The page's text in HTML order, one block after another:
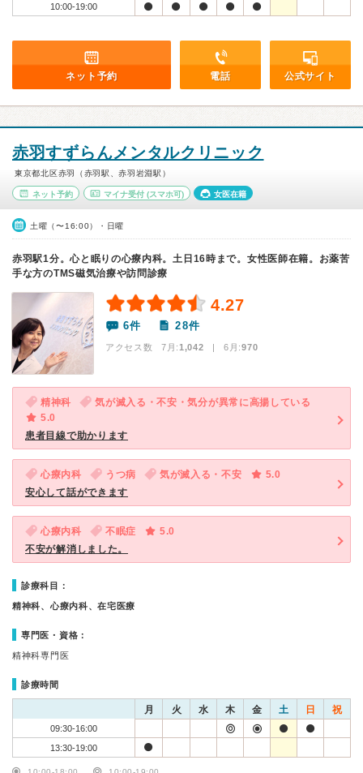
10:00-19:00
ネット予約 電話 公式サイト
赤羽すずらんメンタルクリニック
東京都北区赤羽（赤羽駅、赤羽岩淵駅）
ネット予約 マイナ受付(スマホ可) 女医在籍
土曜（〜16:00）・日曜
赤羽駅1分。心と眠りの心療内科。土日16時まで。女性医師在籍。お薬苦
手な方のTMS磁気治療や訪問診療
4.27
6件 28件
アクセス数 7月:1,042 | 6月:970
精神科
気が滅入る・不安・気分が異常に高揚している
5.0
患者目線で助かります
心療内科 うつ病 気が滅入る・不安
5.0
安心して話ができます
心療内科 不眠症
5.0
不安が解消しました。
診療科目：
精神科、心療内科、在宅医療
専門医・資格：
精神科専門医
診療時間
月 火 水 木 金 土 日 祝
09:30-16:00
13:30-19:00